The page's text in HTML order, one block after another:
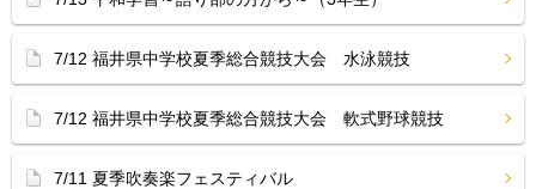
7/12 福井県中学校夏季総合競技大会 水泳競技
7/12 福井県中学校夏季総合競技大会 軟式野球競技
7/11 夏季吹奏楽フェスティバル